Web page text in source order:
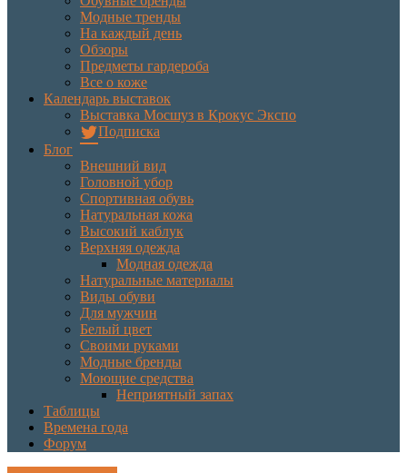
Модные тренды
На каждый день
Обзоры
Предметы гардероба
Все о коже
Календарь выставок
Выставка Мосшуз в Крокус Экспо
Подписка
Блог
Внешний вид
Головной убор
Спортивная обувь
Натуральная кожа
Высокий каблук
Верхняя одежда
Модная одежда
Натуральные материалы
Виды обуви
Для мужчин
Белый цвет
Своими руками
Модные бренды
Моющие средства
Неприятный запах
Таблицы
Времена года
Форум